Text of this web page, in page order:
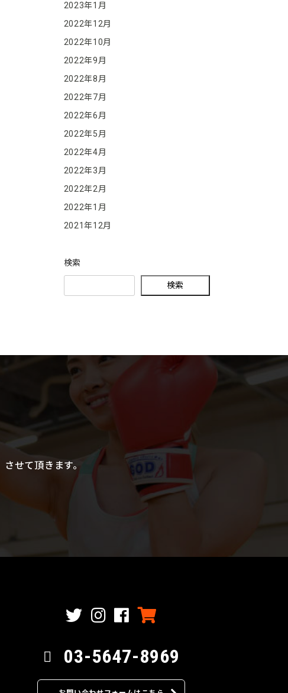
2023年1月
2022年12月
2022年10月
2022年9月
2022年8月
2022年7月
2022年6月
2022年5月
2022年4月
2022年3月
2022年2月
2022年1月
2021年12月
検索
検索
させて頂きます。
03-5647-8969